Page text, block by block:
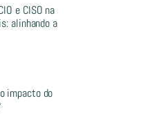
e CISO na
alinhando a
impacto do